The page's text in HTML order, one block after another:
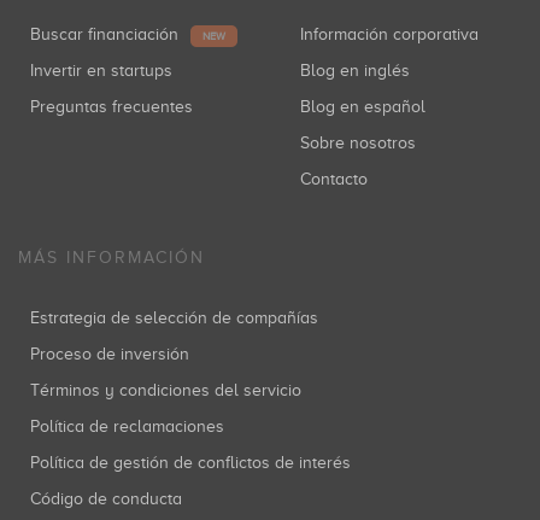
Buscar financiación NEW
Invertir en startups
Preguntas frecuentes
Información corporativa
Blog en inglés
Blog en español
Sobre nosotros
Contacto
MÁS INFORMACIÓN
Estrategia de selección de compañías
Proceso de inversión
Términos y condiciones del servicio
Política de reclamaciones
Política de gestión de conflictos de interés
Código de conducta